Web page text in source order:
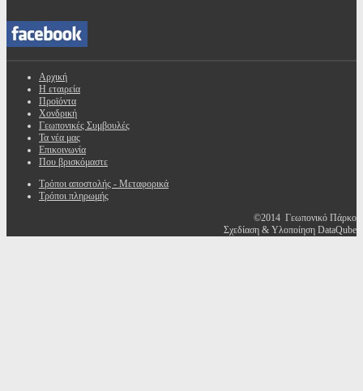
Αρχική
Η εταιρεία
Προϊόντα
Χονδρική
Γεωπονικές Συμβουλές
Τα νέα μας
Επικοινωνία
Που βρισκόμαστε
Τρόποι αποστολής - Μεταφορικά
Τρόποι πληρωμής
©2014 Γεωπονικό Πάρκο
Σχεδίαση & Υλοποίηση DataQube